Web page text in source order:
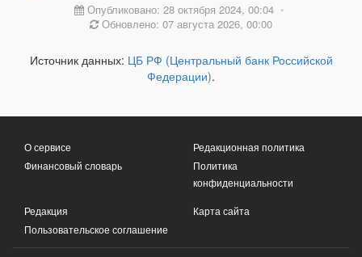
Опубликовано: 28 октября 2024, 00:04 •
Обновлено: 07 августа 2026, 00:00
Источник данных: ЦБ РФ (Центральный банк Российской
Федерации).
О сервисе
Финансовый словарь
Редакционная политика
Политика
конфиденциальности
Редакция
Пользовательское соглашение
Карта сайта